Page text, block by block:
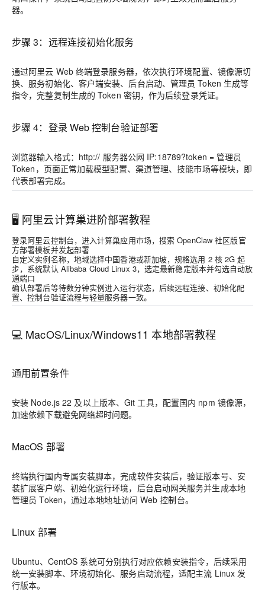
器。
步骤 3：远程连接初始化服务
通过阿里云 Web 终端登录服务器，依次执行环境配置、镜像源切
换、服务初始化、客户端安装、后台启动、管理员 Token 生成等
指令，完整复制生成的 Token 密钥，作为后续登录凭证。
步骤 4：登录 Web 控制台验证部署
浏览器输入格式：http:// 服务器公网 IP:18789?token = 管理员
Token，页面正常加载模型配置、渠道管理、技能市场等模块，即
代表部署完成。
🖥️ 阿里云计算巢进阶部署教程
登录阿里云控制台，进入计算巢应用市场，搜索 OpenClaw 社区版官
方部署模板并发起部署
自定义实例名称，地域选择中国香港或新加坡，规格选用 2 核 2G 起
步，系统默认 Alibaba Cloud Linux 3，选定最新稳定版本并勾选自动放
通端口
确认部署后等待数分钟实例进入运行状态，后续远程连接、初始化配
置、控制台验证流程与轻量服务器一致。
💻 MacOS/Linux/Windows11 本地部署教程
通用前置条件
安装 Node.js 22 及以上版本、Git 工具，配置国内 npm 镜像源，
加速依赖下载避免网络超时问题。
MacOS 部署
终端执行国内专属安装脚本，完成软件安装后，验证版本号、安
装扩展客户端、初始化运行环境，后台启动网关服务并生成本地
管理员 Token，通过本地地址访问 Web 控制台。
Linux 部署
Ubuntu、CentOS 系统可分别执行对应依赖安装指令，后续采用
统一安装脚本、环境初始化、服务启动流程，适配主流 Linux 发
行版本。